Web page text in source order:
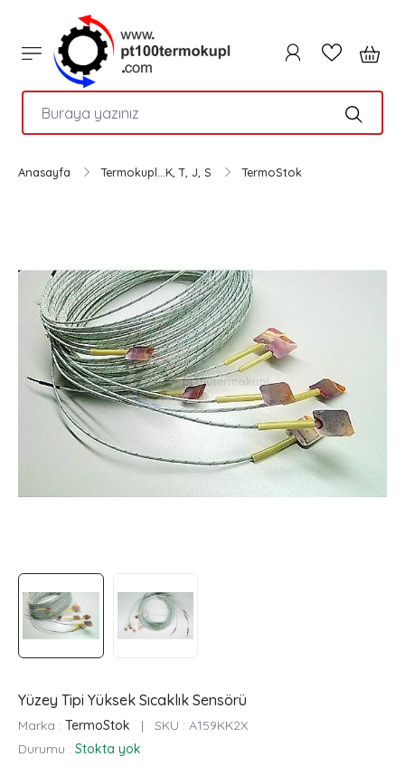
Anasayfa Termokupl...K, T, J, S TermoStok
Yüzey Tipi Yüksek Sıcaklık Sensörü
Marka : TermoStok | SKU : A159KK2X
Durumu : Stokta yok